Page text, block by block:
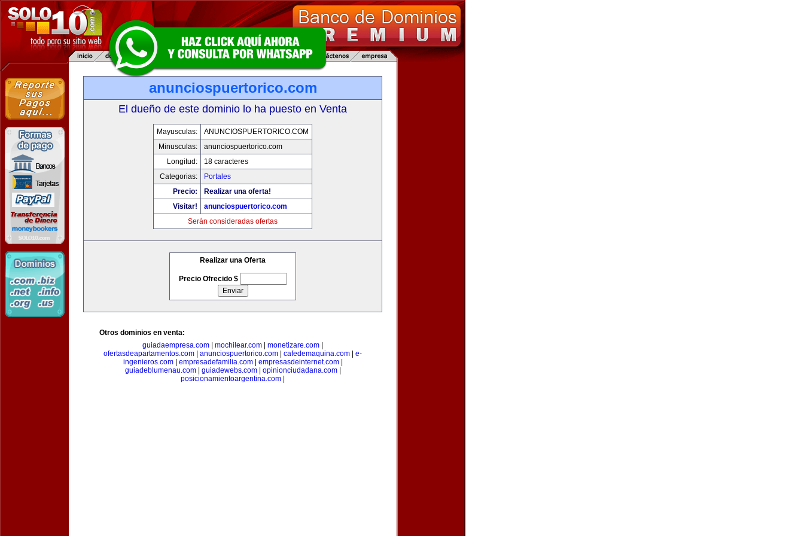
anunciospuertorico.com
El dueño de este dominio lo ha puesto en Venta
Mayusculas:
ANUNCIOSPUERTORICO.COM
Minusculas:
anunciospuertorico.com
Longitud:
18 caracteres
Categorias:
Portales
Precio:
Realizar una oferta!
Visitar!
anunciospuertorico.com
Serán consideradas ofertas
Realizar una Oferta
Precio Ofrecido $
Otros dominios en venta:
guiadaempresa.com
mochilear.com monetizare.com
ofertasdeapartamentos.com
anunciospuertorico.com cafedemaquina.com
e-
ingenieros.com| empresadefamilia.com| empresasdeinternet.com|
guiadeblumenau.com| guiadewebs.com| opinionciudadana.com|
posicionamientoargentina.com